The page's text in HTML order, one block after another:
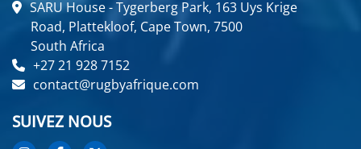
SARU House - Tygerberg Park, 163 Uys Krige
Road, Plattekloof, Cape Town, 7500
South Africa
+27 21 928 7152
contact@rugbyafrique.com
SUIVEZ NOUS